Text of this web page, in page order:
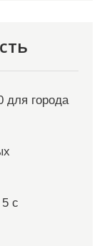
для города
с